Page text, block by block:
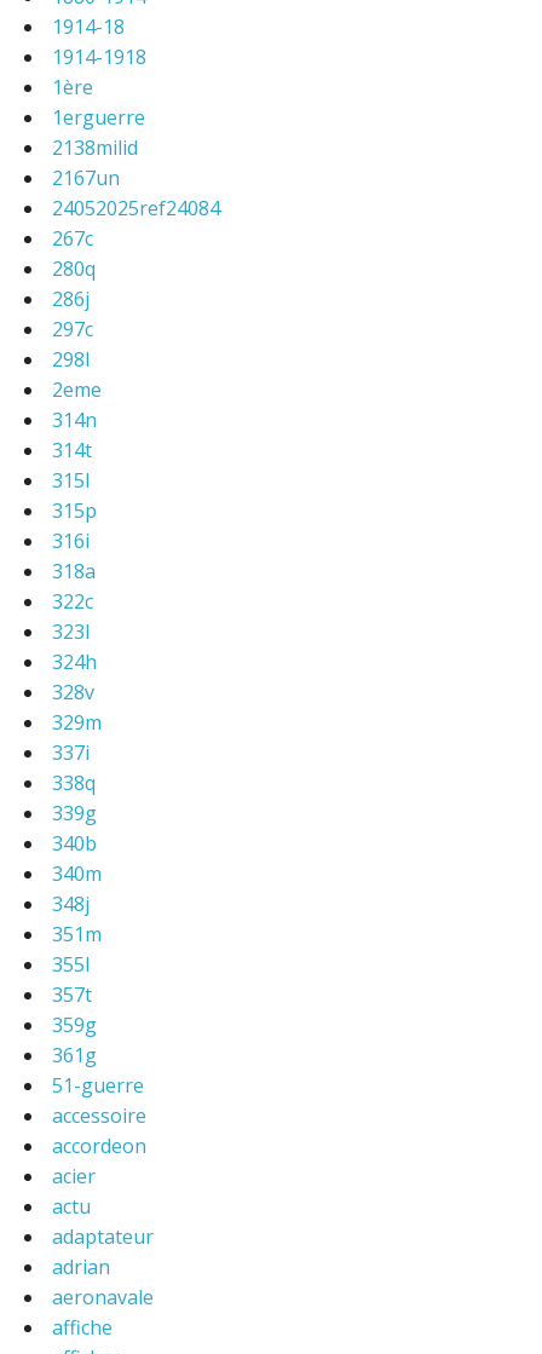
1914-18
1914-1918
1ère
1erguerre
2138milid
2167un
24052025ref24084
267c
280q
286j
297c
298l
2eme
314n
314t
315l
315p
316i
318a
322c
323l
324h
328v
329m
337i
338q
339g
340b
340m
348j
351m
355l
357t
359g
361g
51-guerre
accessoire
accordeon
acier
actu
adaptateur
adrian
aeronavale
affiche